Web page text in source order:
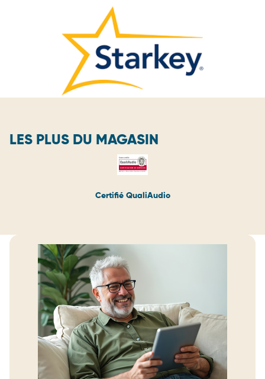
LES PLUS DU MAGASIN
Certifié QualiAudio